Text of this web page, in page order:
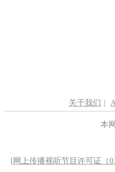
关于我们 |
本
[网上传播视听节目许可证（